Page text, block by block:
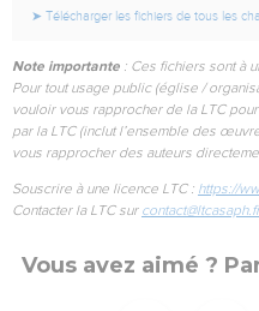
➤ Télécharger les fichiers de tous les
Note importante : Ces fichiers sont à
Pour tout usage public (église /
vouloir vous rapprocher de la LTC
par la LTC (inclut l’ensemble des
vous rapprocher des auteurs
Souscrire à une licence LTC : https://
Contacter la LTC sur contact@ltcasaph.fr
Vous avez aimé ?